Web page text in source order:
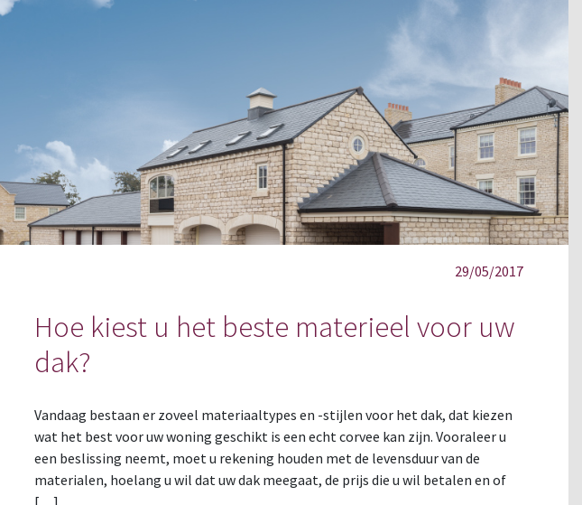
29/05/2017
Hoe kiest u het beste materieel voor uw
dak?
Vandaag bestaan er zoveel materiaaltypes en -stijlen voor het dak, dat kiezen
wat het best voor uw woning geschikt is een echt corvee kan zijn. Vooraleer u
een beslissing neemt, moet u rekening houden met de levensduur van de
materialen, hoelang u wil dat uw dak meegaat, de prijs die u wil betalen en of